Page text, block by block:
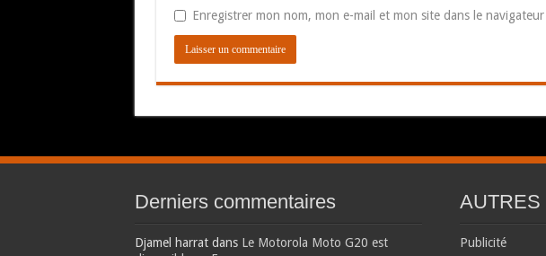
Enregistrer mon nom, mon e-mail et mon site dans le
Derniers commentaires
Djamel harratdans Le Motorola Moto G20 est
AUTRES
Publicité